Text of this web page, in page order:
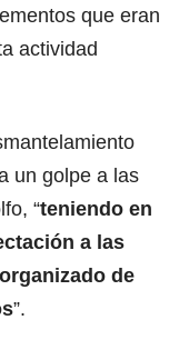
que eran
actividad
un golpe a las
“teniendo en
a las
de
”.